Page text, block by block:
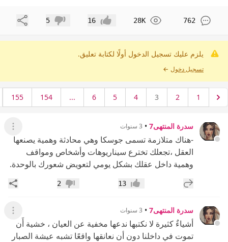
762
28K إعجاب 16 عدم إعجاب
5 مشاركة
يلزم عليك تسجيل الدخول أولًا لكتابة تعليق.
تسجيل دخول ←
1
2
3
4
5
6
...
154
155
سدرة المنتهى7 • 3 سنوات عرض
-هناك متلازمة تسمى جوسكا وهي محادثة وهمية يصنعها
العقل ،تجعلك تخترع سيناريوهات وأشخاص ومواقف
وهمية داخل عقلك بشكل يومي لتعويض شعورك بالوحدة.
إضافة رد جديد إعجاب13 عدم إعجاب
2
سدرة المنتهى7 • 3 سنوات عرض
أشياءٌ كثيرة لا نكتبها ندعها مخفية عن العيان ، خشية أَن
تموت في داخلنا دون أن نعانقها واقعًا تشبه عيشة الصبار